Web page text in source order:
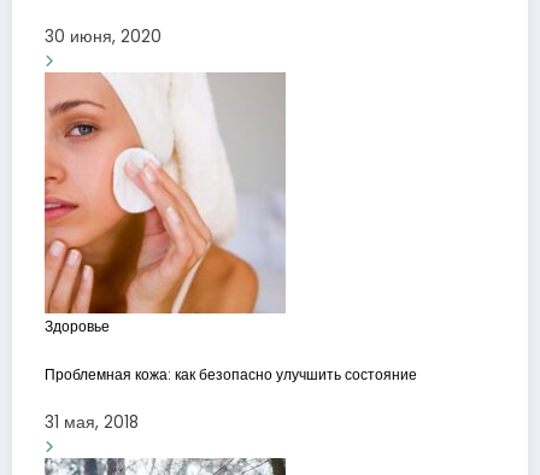
30 июня, 2020
Здоровье
Проблемная кожа: как безопасно улучшить состояние
31 мая, 2018